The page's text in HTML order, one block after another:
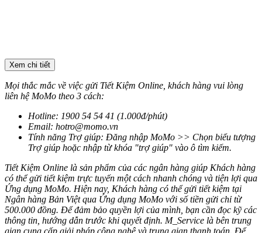
Xem chi tiết
Mọi thắc mắc về việc gửi Tiết Kiệm Online, khách hàng vui lòng
liên hệ MoMo theo 3 cách:
Hotline: 1900 54 54 41 (1.000đ/phút)
Email: hotro@momo.vn
Tính năng Trợ giúp: Đăng nhập MoMo >> Chọn biểu tượng
Trợ giúp hoặc nhập từ khóa "trợ giúp" vào ô tìm kiếm.
Tiết Kiệm Online là sản phẩm của các ngân hàng giúp Khách hàng
có thể gửi tiết kiệm trực tuyến một cách nhanh chóng và tiện lợi qua
Ứng dụng MoMo. Hiện nay, Khách hàng có thể gửi tiết kiệm tại
Ngân hàng Bản Việt qua Ứng dụng MoMo với số tiền gửi chỉ từ
500.000 đồng. Để đảm bảo quyền lợi của mình, bạn cần đọc kỹ các
thông tin, hướng dẫn trước khi quyết định. M_Service là bên trung
gian cung cấp giải pháp công nghệ và trung gian thanh toán. Để